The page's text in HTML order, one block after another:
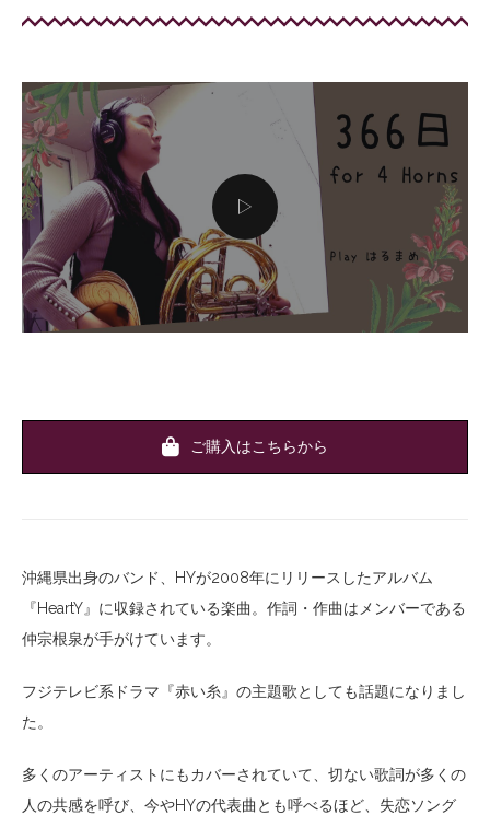
ご購入はこちらから
沖縄県出身のバンド、HYが2008年にリリースしたアルバム
『HeartY』に収録されている楽曲。作詞・作曲はメンバーである
仲宗根泉が手がけています。
フジテレビ系ドラマ『赤い糸』の主題歌としても話題になりまし
た。
多くのアーティストにもカバーされていて、切ない歌詞が多くの
人の共感を呼び、今やHYの代表曲とも呼べるほど、失恋ソング